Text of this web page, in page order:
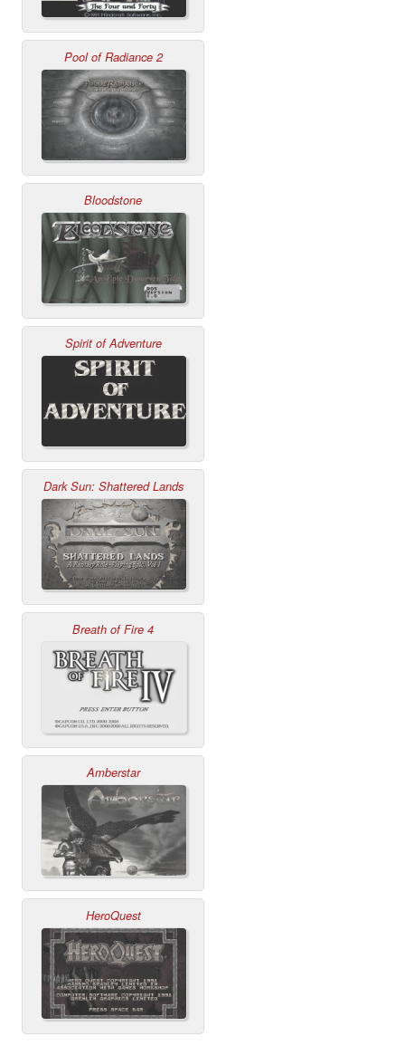
Pool of Radiance 2
Bloodstone
Spirit of Adventure
Dark Sun: Shattered Lands
Breath of Fire 4
Amberstar
HeroQuest